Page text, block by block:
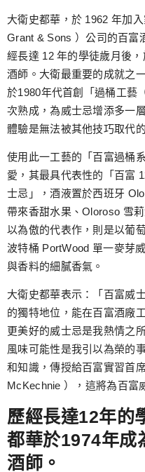
大衛史都華，於 1962 年加
Grant & Sons ）公司的百富
經長達 12 年的學徒歲月後
酒師。大衛最重要的成就之
於1980年代首創「過桶工藝
次熟成，為威士忌增添多一
體驗是無法被其他技巧取代的
使用此一工藝的「百富過桶
愛，其最具代表性的「百富
士忌」，酒液置於西班牙
帶來香甜水果、Oloroso 雪
以為傲的代表作，則是以葡
波特桶 PortWood 單一麥芽
與香料的細膩香氣。
大衛史都華表示：「百富威
的獨特地位，能在百富酒廠
更美好的威士忌是我熱情之
風味可能性是我引以為榮的
和知識，傳授給百富實習首
McKechnie ），這將為百富
歷經長達12年的
都華於1974年成
酒師。